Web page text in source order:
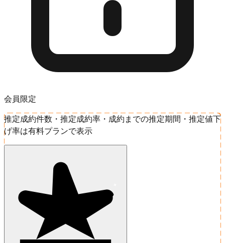
会員限定
推定成約件数・推定成約率・成約までの推定期間・推定値下
げ率は有料プランで表示